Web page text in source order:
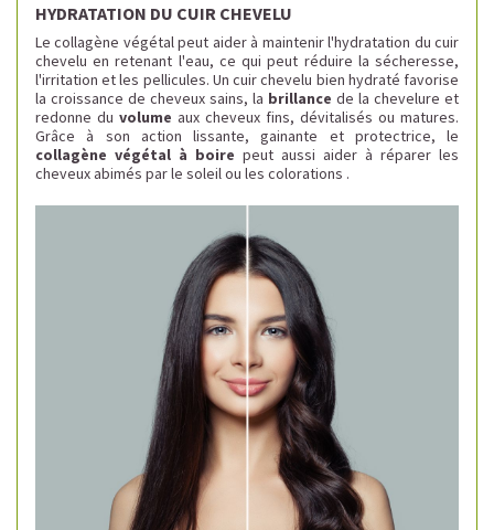
HYDRATATION DU CUIR CHEVELU
Le collagène végétal peut aider à maintenir l'hydratation du cuir
chevelu en retenant l'eau, ce qui peut réduire la sécheresse,
l'irritation et les pellicules. Un cuir chevelu bien hydraté favorise
la croissance de cheveux sains, la brillance de la chevelure et
redonne du volume aux cheveux fins, dévitalisés ou matures.
Grâce à son action lissante, gainante et protectrice, le
collagène végétal à boire peut aussi aider à réparer les
cheveux abimés par le soleil ou les colorations .